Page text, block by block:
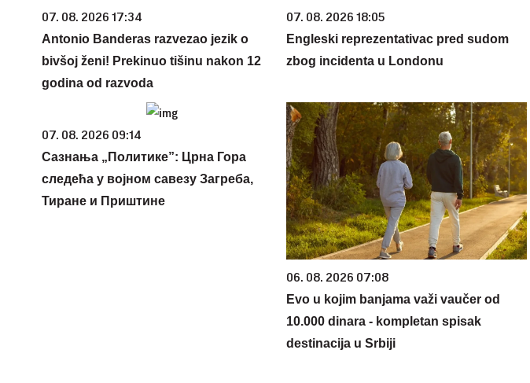
07. 08. 2026 17:34
Antonio Banderas razvezao jezik o
bivšoj ženi! Prekinuo tišinu nakon 12
godina od razvoda
07. 08. 2026 18:05
Engleski reprezentativac pred sudom
zbog incidenta u Londonu
07. 08. 2026 09:14
Сазнања „Политике”: Црна Гора
следећа у војном савезу Загреба,
Тиране и Приштине
06. 08. 2026 07:08
Evo u kojim banjama važi vaučer od
10.000 dinara - kompletan spisak
destinacija u Srbiji